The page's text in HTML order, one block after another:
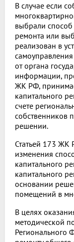
В случае если
выбрали
ремонта или
реализован в
от органа
информации,
ЖК РФ,
капитального
счете
собственников
решении.
Статьей 173 ЖК
изменения
капитального
капитального
основании
помещений в
В целях
методической
Регионального